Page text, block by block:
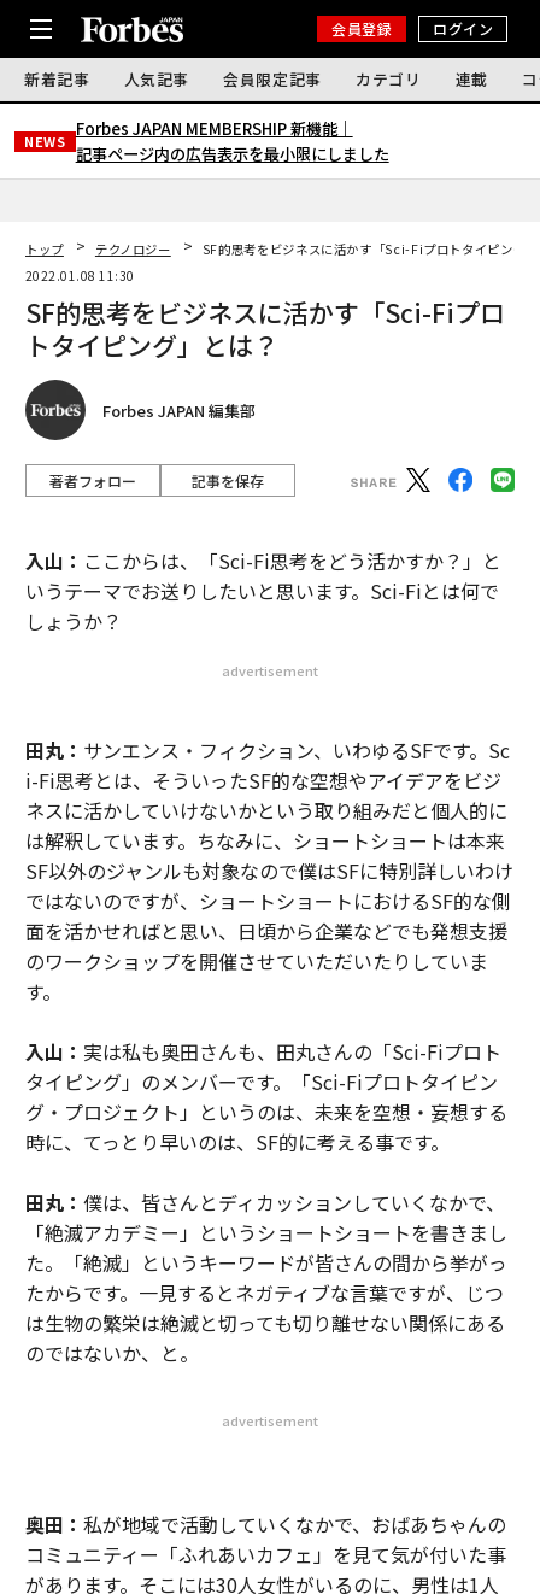
会員登録 ログイン
新着記事 人気記事 会員限定記事 カテゴリ 連載
NEWS
Forbes JAPAN MEMBERSHIP 新機能｜
記事ページ内の広告表示を最小限にしました
トップ テクノロジー
SF的思考をビジネスに活かす「Sci-Fiプロトタイピング
2022.01.08 11:30
SF的思考をビジネスに活かす「Sci-Fiプロ
トタイピング」とは？
Forbes JAPAN 編集部
著者フォロー 記事を保存
入山： ここからは、「Sci-Fi思考をどう活かすか？」と
いうテーマでお送りしたいと思います。Sci-Fiとは何で
しょうか？
advertisement
田丸： サンエンス・フィクション、いわゆるSFです。Sc
i-Fi思考とは、そういったSF的な空想やアイデアをビジ
ネスに活かしていけないかという取り組みだと個人的に
は解釈しています。ちなみに、ショートショートは本来
SF以外のジャンルも対象なので僕はSFに特別詳しいわけ
ではないのですが、ショートショートにおけるSF的な側
面を活かせればと思い、日頃から企業などでも発想支援
のワークショップを開催させていただいたりしていま
す。
入山： 実は私も奥田さんも、田丸さんの「Sci-Fiプロト
タイピング」のメンバーです。「Sci-Fiプロトタイピン
グ・プロジェクト」というのは、未来を空想・妄想する
時に、てっとり早いのは、SF的に考える事です。
田丸： 僕は、皆さんとディカッションしていくなかで、
「絶滅アカデミー」というショートショートを書きまし
た。「絶滅」というキーワードが皆さんの間から挙がっ
たからです。一見するとネガティブな言葉ですが、じつ
は生物の繁栄は絶滅と切っても切り離せない関係にある
のではないか、と。
advertisement
奥田： 私が地域で活動していくなかで、おばあちゃんの
コミュニティー「ふれあいカフェ」を見て気が付いた事
があります。そこには30人女性がいるのに、男性は1人